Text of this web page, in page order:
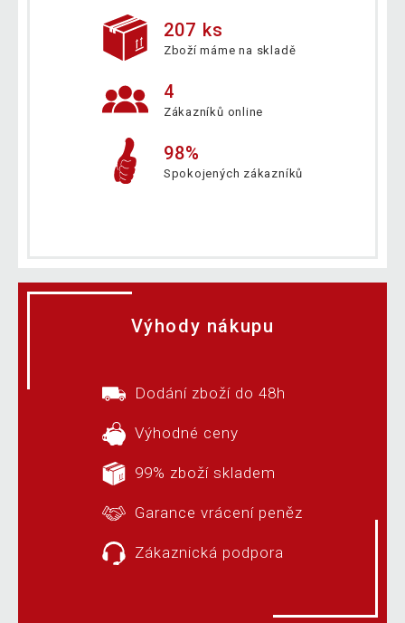
207 ks
Zboží máme na skladě
4
Zákazníků online
98%
Spokojených zákazníků
Výhody nákupu
Dodání zboží do 48h
Výhodné ceny
99% zboží skladem
Garance vrácení peněz
Zákaznická podpora